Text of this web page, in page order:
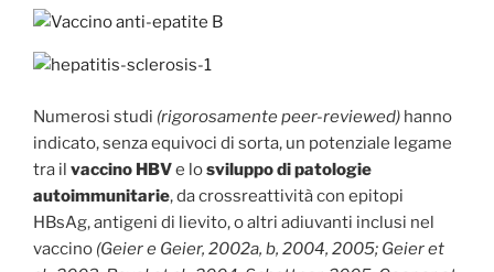
Numerosi studi (rigorosamente peer-reviewed) hanno
indicato, senza equivoci di sorta, un potenziale legame
tra il vaccino HBVe losviluppo di patologie
autoimmunitarie, da crossreattività con epitopi
HBsAg, antigeni di lievito, o altri adiuvanti inclusi nel
vaccino (Geier e Geier, 2002a, b, 2004, 2005; Geier et